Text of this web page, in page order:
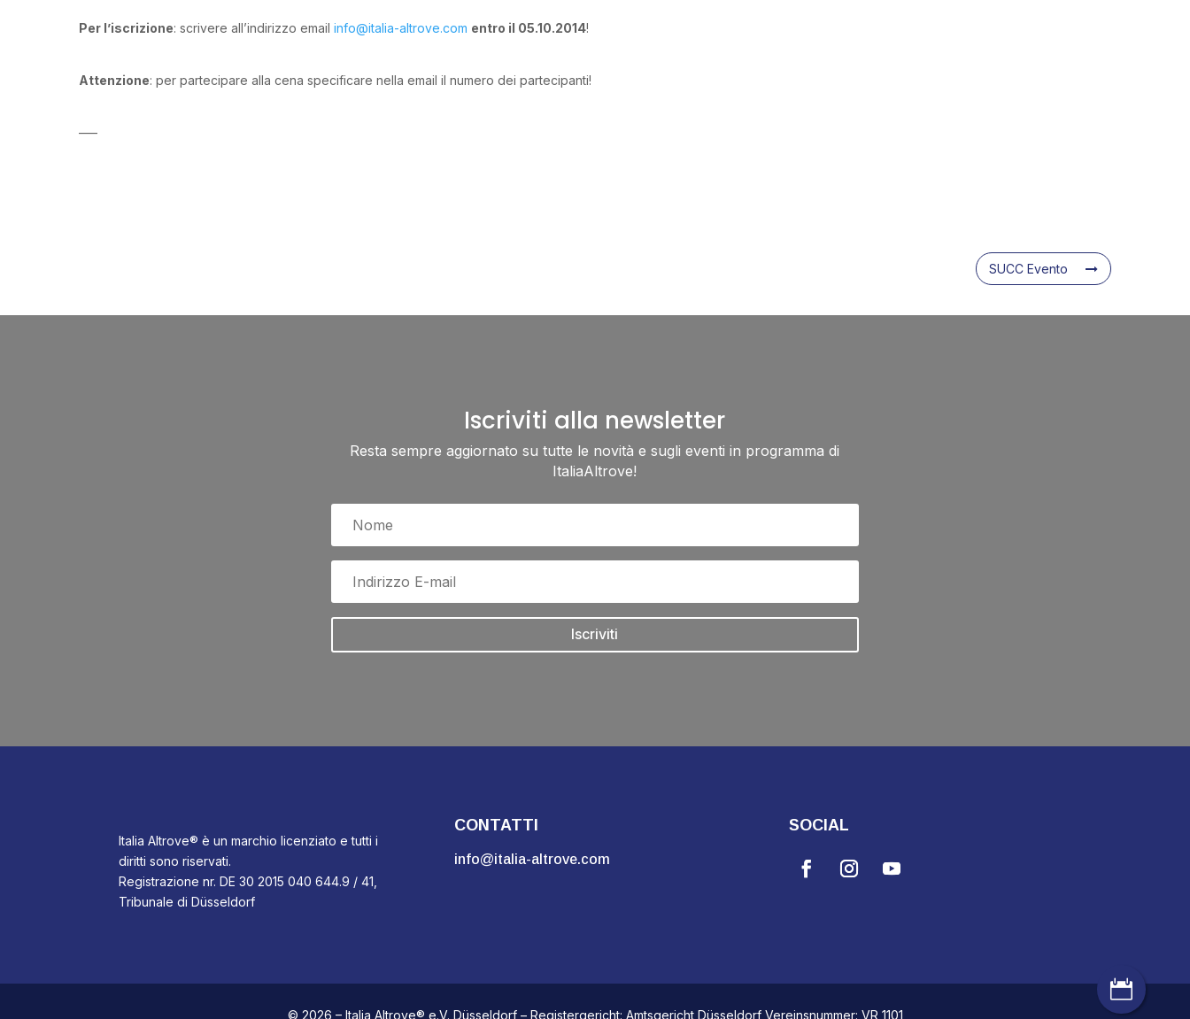

Per l’iscrizione: scrivere all’indirizzo email info@italia-altrove.com entro il 05.10.2014!
Attenzione: per partecipare alla cena specificare nella email il numero dei partecipanti!
—–
SUCC Evento
Iscriviti alla newsletter
Resta sempre aggiornato su tutte le novità e sugli eventi in programma di
ItaliaAltrove!
Iscriviti
Italia Altrove® è un marchio licenziato e tutti i
diritti sono riservati.
Registrazione nr. DE 30 2015 040 644.9 / 41,
Tribunale di Düsseldorf
CONTATTI
info@italia-altrove.com
SOCIAL
© 2026 – Italia Altrove® e.V. Düsseldorf – Registergericht: Amtsgericht Düsseldorf Vereinsnummer: VR 1101